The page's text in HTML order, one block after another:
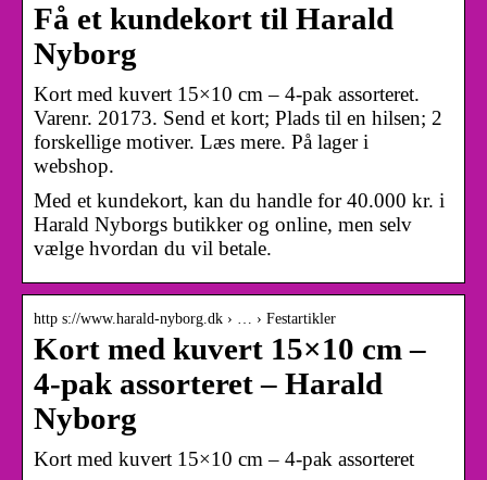
Få et kundekort til Harald
Nyborg
Kort med kuvert 15×10 cm – 4-pak assorteret.
Varenr. 20173. Send et kort; Plads til en hilsen; 2
forskellige motiver. Læs mere. På lager i
webshop.
Med et kundekort, kan du handle for 40.000 kr. i
Harald Nyborgs butikker og online, men selv
vælge hvordan du vil betale.
http s://www.harald-nyborg.dk › … › Festartikler
Kort med kuvert 15×10 cm –
4-pak assorteret – Harald
Nyborg
Kort med kuvert 15×10 cm – 4-pak assorteret